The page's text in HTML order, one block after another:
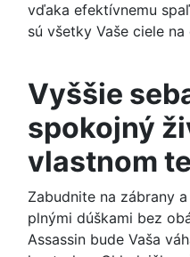
vďaka efektívnemu
sú všetky Vaše ciele
Vyššie
spokojný
vlastnom
Zabudnite na zábrany
plnými dúškami bez
Assassin bude Vaša